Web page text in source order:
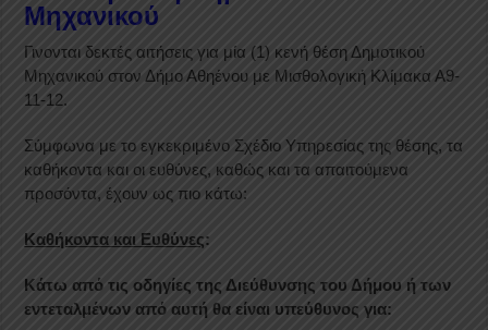
Μηχανικού
Γινονται δεκτές αιτήσεις για μία (1) κενή θέση Δημοτικού
Μηχανικού στον Δήμο Αθηένου με Μισθολογική Κλίμακα Α9-
11-12.
Σύμφωνα με το εγκεκριμένο Σχέδιο Υπηρεσίας της θέσης, τα
καθήκοντα και οι ευθύνες, καθώς και τα απαιτούμενα
προσόντα, έχουν ως πιο κάτω:
Καθήκοντα και Ευθύνες:
Κάτω από τις οδηγίες της Διεύθυνσης του Δήμου ή των
εντεταλμένων από αυτή θα είναι υπεύθυνος για: